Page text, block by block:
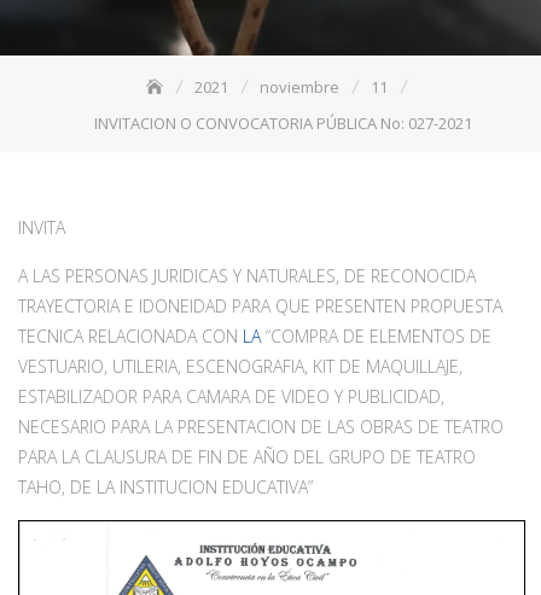
2021 noviembre
11
INVITACION O CONVOCATORIA PÚBLICA No: 027-2021
INVITA
A LAS PERSONAS JURIDICAS Y NATURALES, DE RECONOCIDA
TRAYECTORIA E IDONEIDAD PARA QUE PRESENTEN PROPUESTA
TECNICA RELACIONADA CON LA “COMPRA DE ELEMENTOS DE
VESTUARIO, UTILERIA, ESCENOGRAFIA, KIT DE MAQUILLAJE,
ESTABILIZADOR PARA CAMARA DE VIDEO Y PUBLICIDAD,
NECESARIO PARA LA PRESENTACION DE LAS OBRAS DE TEATRO
PARA LA CLAUSURA DE FIN DE AÑO DEL GRUPO DE TEATRO
TAHO, DE LA INSTITUCION EDUCATIVA”